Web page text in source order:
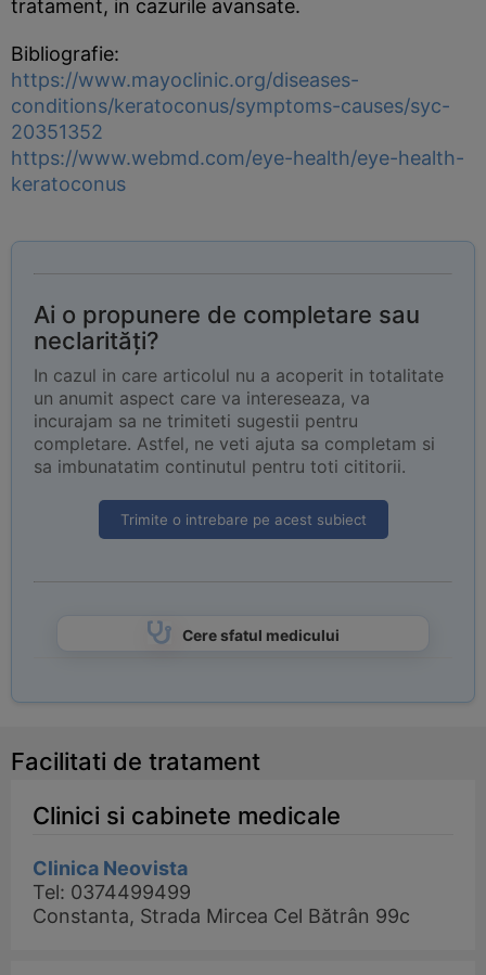
tratament, in cazurile avansate.
Bibliografie:
https://www.mayoclinic.org/diseases-
conditions/keratoconus/symptoms-causes/syc-
20351352
https://www.webmd.com/eye-health/eye-health-
keratoconus
Ai o propunere de completare sau
neclarități?
In cazul in care articolul nu a acoperit in totalitate
un anumit aspect care va intereseaza, va
incurajam sa ne trimiteti sugestii pentru
completare. Astfel, ne veti ajuta sa completam si
sa imbunatatim continutul pentru toti cititorii.
Trimite o intrebare pe acest subiect
Cere sfatul medicului
Facilitati de tratament
Clinici si cabinete medicale
Clinica Neovista
Tel: 0374499499
Constanta, Strada Mircea Cel Bătrân 99c